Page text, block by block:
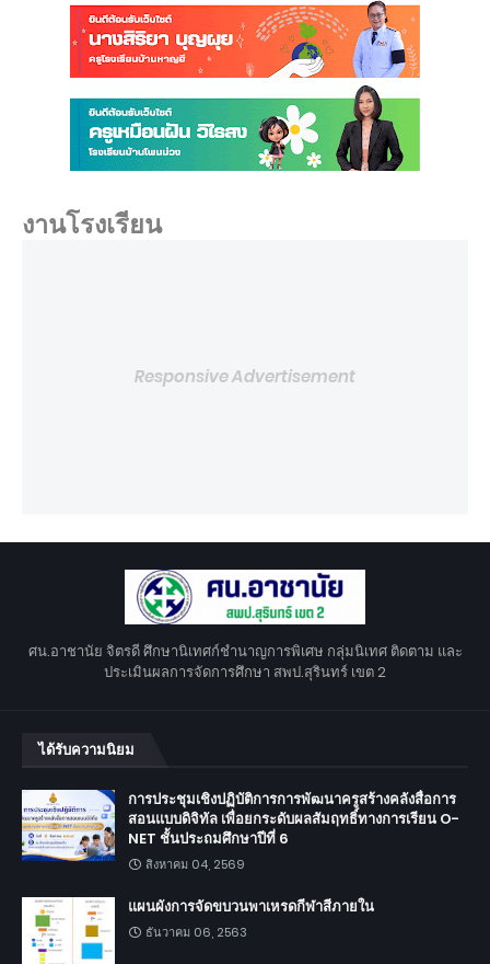
งานโรงเรียน
Responsive Advertisement
ศน.อาชานัย จิตรดี ศึกษานิเทศก์ชำนาญการพิเศษ กลุ่มนิเทศ ติดตาม และ
ประเมินผลการจัดการศึกษา สพป.สุรินทร์ เขต 2
ได้รับความนิยม
การประชุมเชิงปฏิบัติการการพัฒนาครูสร้างคลังสื่อการ
สอนแบบดิจิทัล เพื่อยกระดับผลสัมฤทธิ์ทางการเรียน O-
NET ชั้นประถมศึกษาปีที่ 6
สิงหาคม 04, 2569
แผนผังการจัดขบวนพาเหรดกีฬาสีภายใน
ธันวาคม 06, 2563